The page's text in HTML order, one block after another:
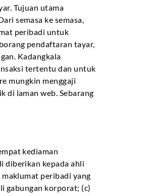
Tujuan utama
semasa ke semasa,
peribadi untuk
pendaftaran tayar,
Kadangkala
tertentu dan untuk
mungkin menggaji
di laman web. Sebarang
kediaman
diberikan kepada ahli
peribadi yang
gabungan korporat; (c)